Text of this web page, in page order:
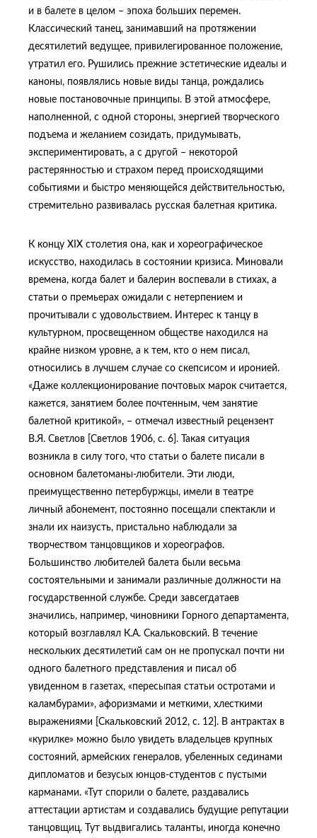
и в балете в целом – эпоха больших перемен.
Классический танец, занимавший на протяжении
десятилетий ведущее, привилегированное положение,
утратил его. Рушились прежние эстетические идеалы и
каноны, появлялись новые виды танца, рождались
новые постановочные принципы. В этой атмосфере,
наполненной, с одной стороны, энергией творческого
подъема и желанием созидать, придумывать,
экспериментировать, а с другой – некоторой
растерянностью и страхом перед происходящими
событиями и быстро меняющейся действительностью,
стремительно развивалась русская балетная критика.
К концу XIX столетия она, как и хореографическое
искусство, находилась в состоянии кризиса. Миновали
времена, когда балет и балерин воспевали в стихах, а
статьи о премьерах ожидали с нетерпением и
прочитывали с удовольствием. Интерес к танцу в
культурном, просвещенном обществе находился на
крайне низком уровне, а к тем, кто о нем писал,
относились в лучшем случае со скепсисом и иронией.
«Даже коллекционирование почтовых марок считается,
кажется, занятием более почтенным, чем занятие
балетной критикой», – отмечал известный рецензент
В.Я. Светлов [Светлов 1906, с. 6]. Такая ситуация
возникла в силу того, что статьи о балете писали в
основном балетоманы-любители. Эти люди,
преимущественно петербуржцы, имели в театре
личный абонемент, постоянно посещали спектакли и
знали их наизусть, пристально наблюдали за
творчеством танцовщиков и хореографов.
Большинство любителей балета были весьма
состоятельными и занимали различные должности на
государственной службе. Среди завсегдатаев
значились, например, чиновники Горного департамента,
который возглавлял К.А. Скальковский. В течение
нескольких десятилетий сам он не пропускал почти ни
одного балетного представления и писал об
увиденном в газетах, «пересыпая статьи остротами и
каламбурами», афоризмами и меткими, хлесткими
выражениями [Скальковский 2012, с. 12]. В антрактах в
«курилке» можно было увидеть владельцев крупных
состояний, армейских генералов, убеленных сединами
дипломатов и безусых юнцов-студентов с пустыми
карманами. «Тут спорили о балете, раздавались
аттестации артистам и создавались будущие репутации
танцовщиц. Тут выдвигались таланты, иногда конечно